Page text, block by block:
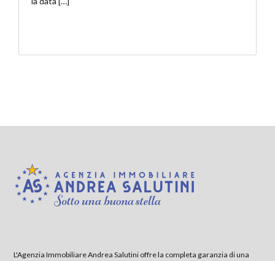
L'Agenzia Immobiliare Andrea Salutini offre la completa garanzia di una